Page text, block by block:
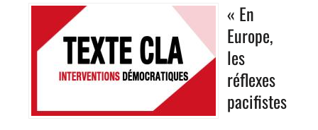
« En
Europe,
les
réflexes
pacifistes